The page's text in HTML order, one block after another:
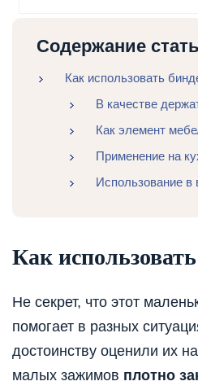
Содержание
Как использовать
В качестве
Как элемент
Применение на
Использование в
Как
Не секрет, что этот
помогает в разных
достоинству оценили их
малых зажимов плотно